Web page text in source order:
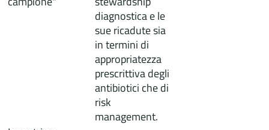
diagnostica e le
sue ricadute sia
in termini di
appropriatezza
prescrittiva degli
antibiotici che di
risk
management.